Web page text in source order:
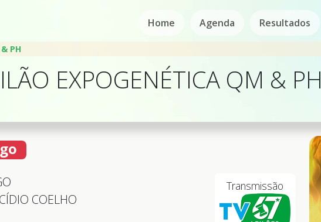
Home Agenda Resultados
& PH
EXPOGENÉTICA QM & PH
Transmissão
COELHO